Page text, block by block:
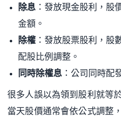
除息 ：發放現金股利，股
金額。
除權 ：發放股票股利，股
配股比例調整。
同時除權息 ：公司同時配
很多人誤以為領到股利就等
當天股價通常會依公式調整